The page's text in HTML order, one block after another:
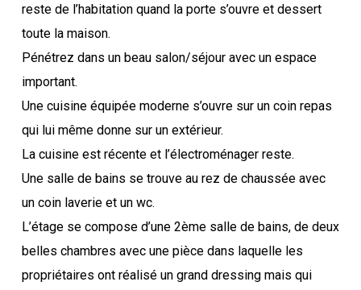
reste de l’habitation quand la porte s’ouvre et dessert
toute la maison.
Pénétrez dans un beau salon/séjour avec un espace
important.
Une cuisine équipée moderne s’ouvre sur un coin repas
qui lui même donne sur un extérieur.
La cuisine est récente et l’électroménager reste.
Une salle de bains se trouve au rez de chaussée avec
un coin laverie et un wc.
L’étage se compose d’une 2ème salle de bains, de deux
belles chambres avec une pièce dans laquelle les
propriétaires ont réalisé un grand dressing mais qui